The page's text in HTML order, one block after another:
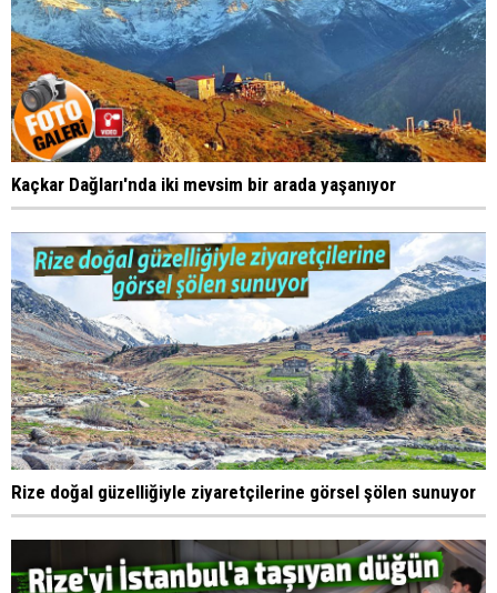
Kaçkar Dağları'nda iki mevsim bir arada yaşanıyor
Rize doğal güzelliğiyle ziyaretçilerine görsel şölen sunuyor